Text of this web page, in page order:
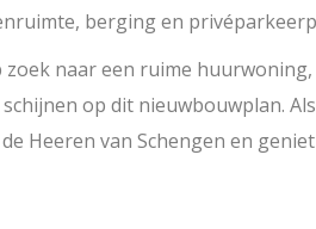
berging en
zoek naar een ruime
op dit nieuwbouwplan.
Heeren van Schengen en